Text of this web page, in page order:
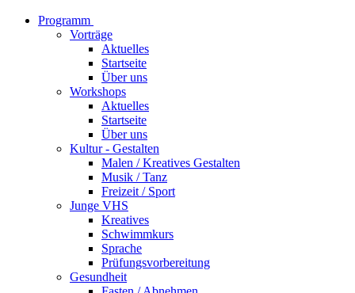
Programm
Vorträge
Aktuelles
Startseite
Über uns
Workshops
Aktuelles
Startseite
Über uns
Kultur - Gestalten
Malen / Kreatives Gestalten
Musik / Tanz
Freizeit / Sport
Junge VHS
Kreatives
Schwimmkurs
Sprache
Prüfungsvorbereitung
Gesundheit